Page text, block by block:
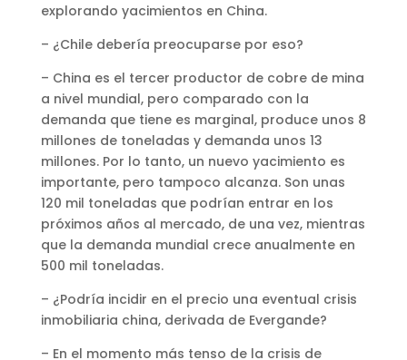
explorando yacimientos en China.
– ¿Chile debería preocuparse por eso?
– China es el tercer productor de cobre de mina
a nivel mundial, pero comparado con la
demanda que tiene es marginal, produce unos 8
millones de toneladas y demanda unos 13
millones. Por lo tanto, un nuevo yacimiento es
importante, pero tampoco alcanza. Son unas
120 mil toneladas que podrían entrar en los
próximos años al mercado, de una vez, mientras
que la demanda mundial crece anualmente en
500 mil toneladas.
– ¿Podría incidir en el precio una eventual crisis
inmobiliaria china, derivada de Evergande?
– En el momento más tenso de la crisis de